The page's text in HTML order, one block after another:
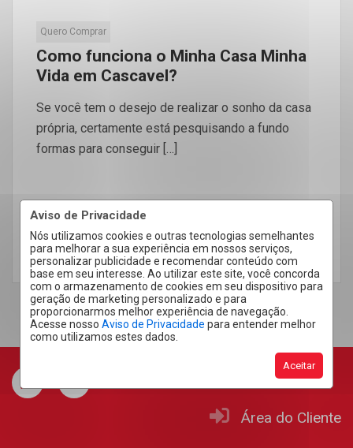
Aviso de Privacidade
Nós utilizamos cookies e outras tecnologias semelhantes
para melhorar a sua experiência em nossos serviços,
personalizar publicidade e recomendar conteúdo com
base em seu interesse. Ao utilizar este site, você concorda
com o armazenamento de cookies em seu dispositivo para
geração de marketing personalizado e para
proporcionarmos melhor experiência de navegação.
Acesse nosso Aviso de Privacidade para entender melhor
como utilizamos estes dados.
Aceitar
Quero Comprar
Como funciona o Minha Casa Minha
Vida em Cascavel?
Se você tem o desejo de realizar o sonho da casa
própria, certamente está pesquisando a fundo
formas para conseguir […]
LEIA MAIS
Área do Cliente